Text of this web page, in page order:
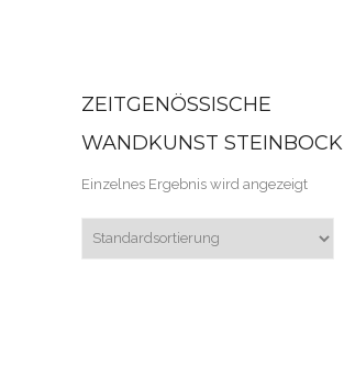
ZEITGENÖSSISCHE
WANDKUNST STEINBOCK
Einzelnes Ergebnis wird angezeigt